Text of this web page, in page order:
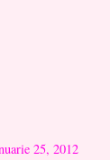
25, 2012